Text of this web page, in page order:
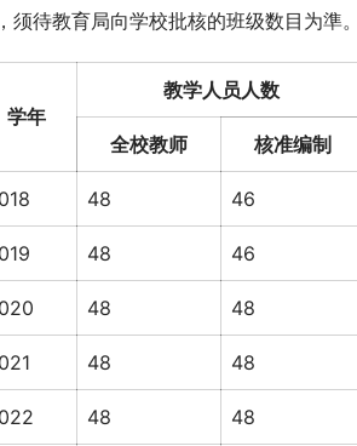
须待教育局向学校批核的班级数目为準。
学年
教学人员人数
全校教师 核准编制
48 46
48 46
48 48
48 48
48 48